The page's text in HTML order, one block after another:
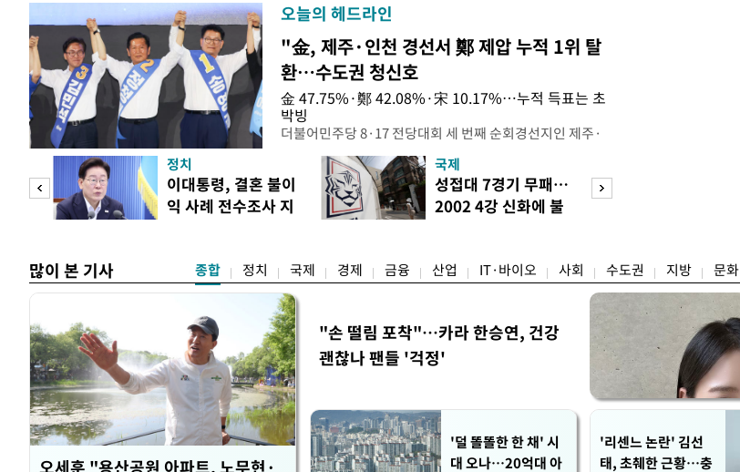
오늘의 헤드라인
"金, 제주·인천 경선서 鄭 제압 누적 1위 탈
환…수도권 청신호
金 47.75%·鄭 42.08%·宋 10.17%…누적 득표는 초
박빙
더불어민주당 8·17 전당대회 세 번째 순회경선지인 제주·
인천 권리당원 투표에서 김민석 당대표 후보가 승리했다. 지
난주 첫 주말 순회경선에서 충청권은 김 후보가, 부산·울산·
경남에서는 정청래 후보가 승리한 바 있다. 소병훈 민주당 중
앙당 선관위원장은 8일 제주·인천 순회경선 권리당원 투표
정치
이대통령, 결혼 불이
익 사례 전수조사 지
국제
성접대 7경기 무패…
2002 4강 신화에 불
많이 본 기사 종합 정치 국제 경제 금융 산업 IT·바이오 사회 수도권 지방 문화
오세훈 "용산공원 아파트, 노무현·
"손 떨림 포착"…카라 한승연, 건강
괜찮나 팬들 '걱정'
'덜 똘똘한 한 채' 시
대 오나…20억대 아
'리센느 논란' 김선
태, 초췌한 근황…충